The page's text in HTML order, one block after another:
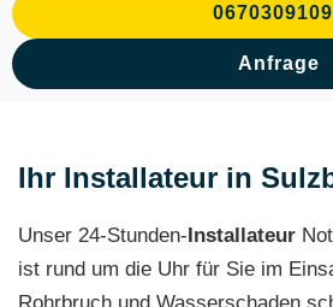
Anfrage
Ihr Installateur in
Unser 24-Stunden-Installateur
ist rund um die Uhr für Sie im